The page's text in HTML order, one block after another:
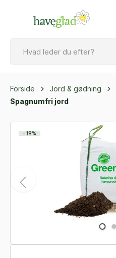
Forside Jord & gødning
Spagnumfri jord
-19%